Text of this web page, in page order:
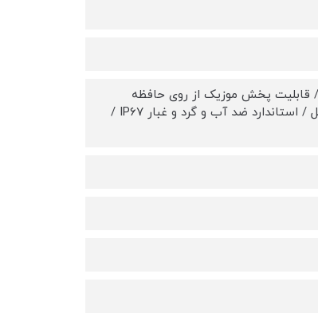
پخش موزیک از روی حافظه
ساعت و یا موبایل /سنسور motion / قابلیت Anti-Lost / قابلیت کنترل دوربین موبایل / استاندارد ضد آب و گرد و غبار IP۶۷ /